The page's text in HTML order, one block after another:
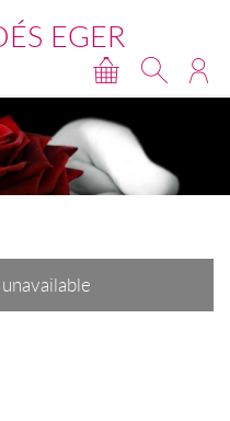
EGER